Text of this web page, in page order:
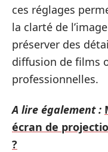
ces réglages
la clarté de
préserver des
diffusion de films
professionnelles.
A lire également :
écran de
?